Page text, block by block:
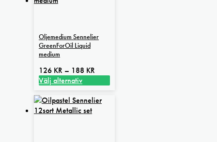
Oljemedium Sennelier
GreenForOil Liquid
medium
126 KR – 188 KR
188 kr
Välj alternativ
här
produkten